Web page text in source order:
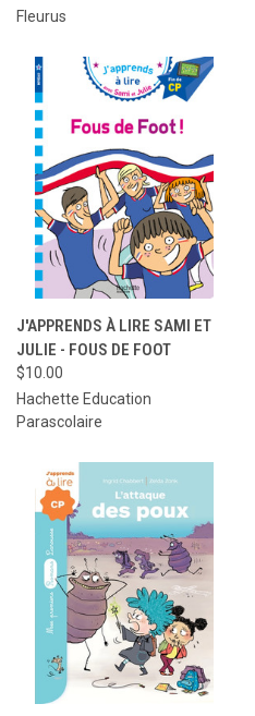
Fleurus
J'APPRENDS À LIRE SAMI ET
JULIE - FOUS DE FOOT
$10.00
Hachette Education
Parascolaire